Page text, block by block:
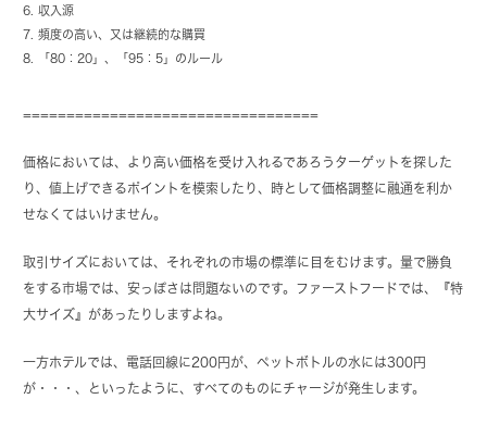
収入源
頻度の高い、又は継続的な購買
「80：20」、「95：5」のルール
==================================
価格においては、より高い価格を受け入れるであろうターゲットを探した
り、値上げできるポイントを模索したり、時として価格調整に融通を利か
せなくてはいけません。
取引サイズにおいては、それぞれの市場の標準に目をむけます。量で勝負
をする市場では、安っぽさは問題ないのです。ファーストフードでは、『特
大サイズ』があったりしますよね。
一方ホテルでは、電話回線に200円が、ペットボトルの水には300円
が・・・、といったように、すべてのものにチャージが発生します。